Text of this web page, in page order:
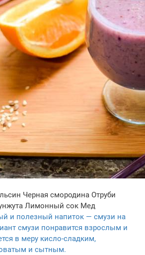
Черная смородина Отруби
Лимонный сок Мед
и полезный напиток — смузи на
смузи понравится взрослым и
в меру кисло-сладким,
и сытным.